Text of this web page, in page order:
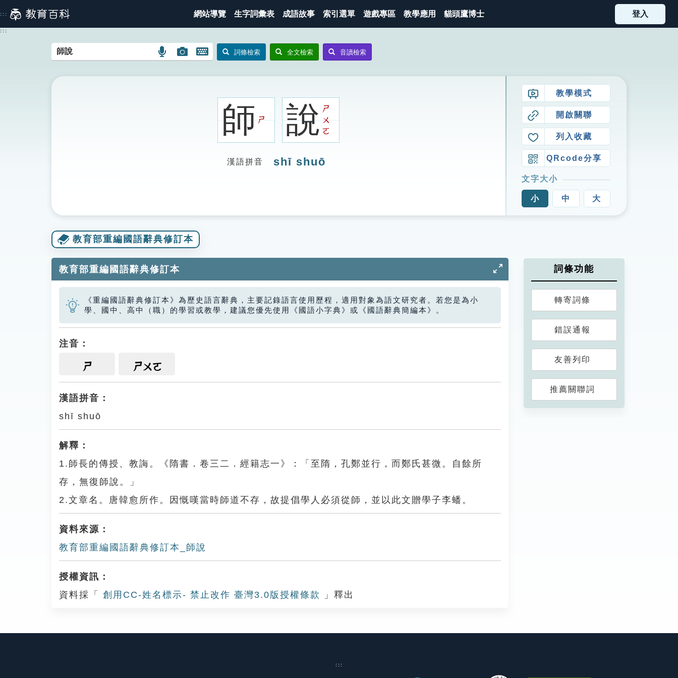
到
主
::: 網站導覽 生字詞彙表 成語故事 索引選單 遊戲專區 教學應用 貓頭鷹博士 登入
:::
語
搜
圖
搜
開
鍵
詞條檢索 全文檢索 音讀檢索
師ㄕ 說ㄕ
ㄨ
ㄛ
漢語拼音 shī shuō
教學模式
開啟關聯
列入收藏
QRcode分享
文字大小
小 中 大
教育部重編國語辭典修訂本
教育部重編國語辭典修訂本
《重編國語辭典修訂本》為歷史語言辭典，主要記錄語言使用歷程，適用對象為語文研究者。若您是為小
學、國中、高中（職）的學習或教學，建議您優先使用《國語小字典》或《國語辭典簡編本》。
注音：
ㄕ ㄕㄨㄛ
漢語拼音：
shī shuō
解釋：
1.師長的傳授、教誨。《隋書．卷三二．經籍志一》：「至隋，孔鄭並行，而鄭氏甚微。自餘所
存，無復師說。」
2.文章名。唐韓愈所作。因慨嘆當時師道不存，故提倡學人必須從師，並以此文贈學子李蟠。
資料來源：
教育部重編國語辭典修訂本_師說
授權資訊：
資料採「
創用CC-姓名標示- 禁止改作 臺灣3.0版授權條款 」釋出
詞條功能
轉寄詞條
錯誤通報
友善列印
推薦關聯詞
:::